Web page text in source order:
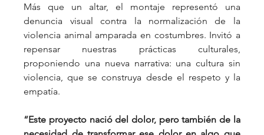
Más que un altar, el montaje representó una
denuncia visual contra la normalización de la
violencia animal amparada en costumbres. Invitó a
repensar nuestras prácticas culturales,
proponiendo una nueva narrativa: una cultura sin
violencia, que se construya desde el respeto y la
empatía.
“Este proyecto nació del dolor, pero también de la